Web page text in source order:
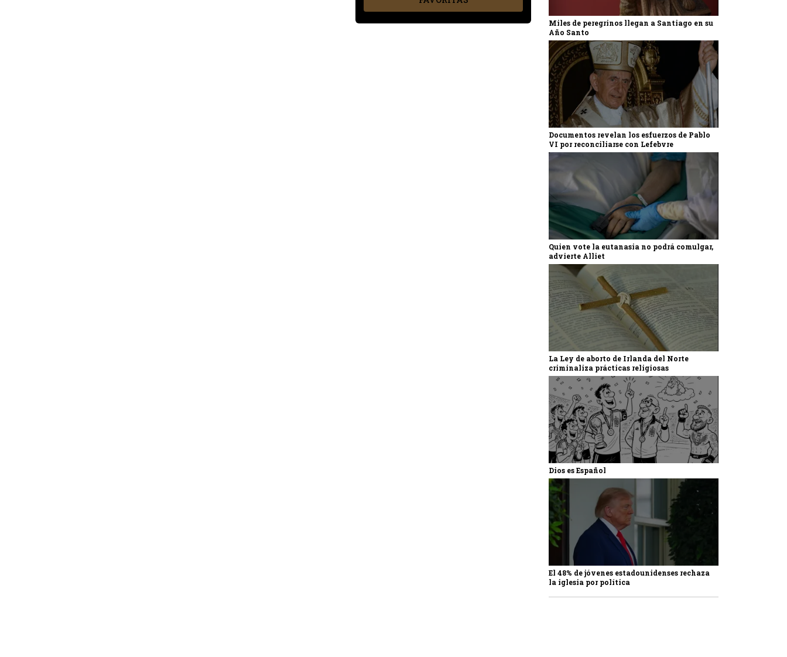
Miles de peregrinos llegan a Santiago en su
Año Santo
Documentos revelan los esfuerzos de Pablo
VI por reconciliarse con Lefebvre
Quien vote la eutanasia no podrá comulgar,
advierte Alliet
La Ley de aborto de Irlanda del Norte
criminaliza prácticas religiosas
Dios es Español
El 48% de jóvenes estadounidenses rechaza
la iglesia por política